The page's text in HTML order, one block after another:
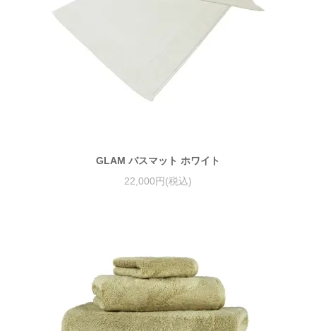
GLAM バスマット ホワイト
22,000円(税込)